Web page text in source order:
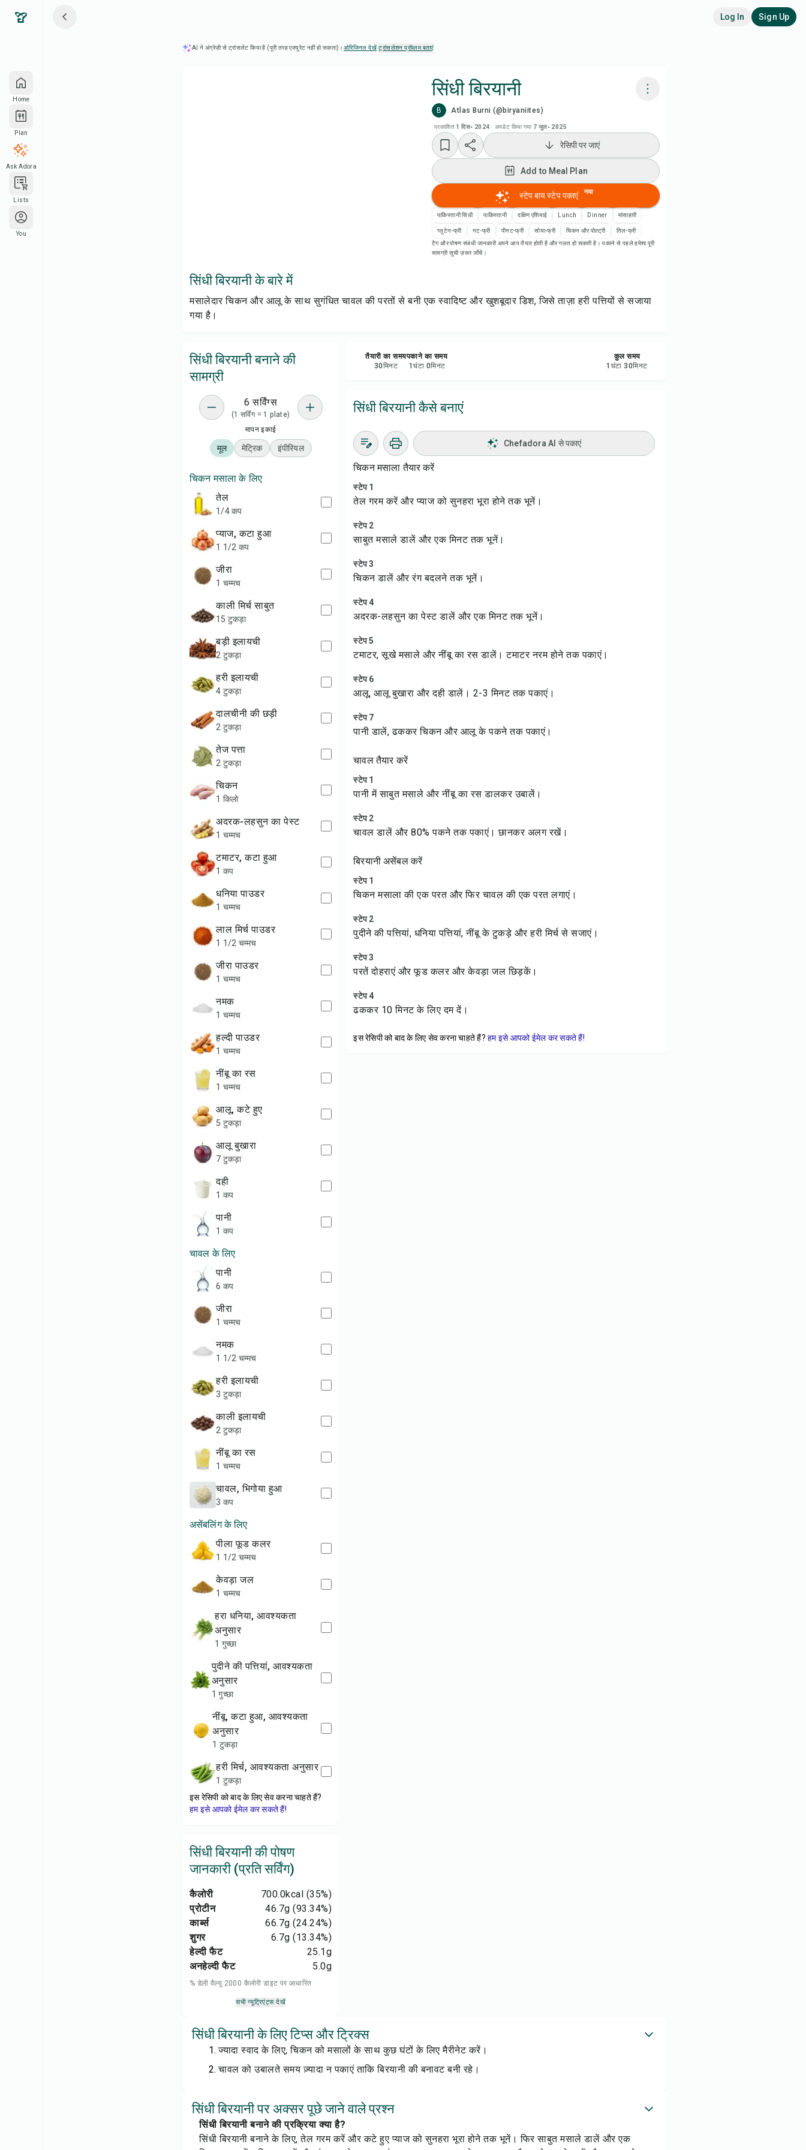
Home
Plan
Ask Adora
Lists
You
Log In Sign Up
AI ने अंग्रेज़ी से ट्रांसलेट किया है (पूरी तरह एक्यूरेट नहीं हो सकता)। ओरिजिनल देखें·ट्रांसलेशन प्रॉब्लम बताएं
सिंधी बिरयानी
B Atlas Burni (@biryaniites)
प्रकाशित 1 दिस॰ 2024 · अपडेट किया गया 7 जुल॰ 2025
Add to Meal Plan
Add to Shopping List
रेसिपी नोट्स
रेसिपी प्रिंट करें
रेसिपी पर जाएं
Add to Meal Plan
स्टेप बाय स्टेप पकाएं नया
पाकिस्तानी सिंधी पाकिस्तानी दक्षिण एशियाई Lunch Dinner मांसाहारी
ग्लूटेन-फ्री नट-फ्री पीनट-फ्री सोया-फ्री चिकन और पोल्ट्री
तिल-फ्री
टैग और पोषण संबंधी जानकारी अपने आप तैयार होती है और गलत हो सकती है। पकाने से पहले हमेशा पूरी
सामग्री सूची ज़रूर जाँचें।
सिंधी बिरयानी के बारे में
मसालेदार चिकन और आलू के साथ सुगंधित चावल की परतों से बनी एक स्वादिष्ट और खुशबूदार डिश, जिसे ताज़ा हरी पत्तियों से सजाया
गया है।
सिंधी बिरयानी बनाने की
सामग्री
6 सर्विंग्स
(1 सर्विंग = 1 plate)
मापन इकाई
मूल मेट्रिक इंपीरियल
चिकन मसाला के लिए
तेल
1/4 कप
प्याज, कटा हुआ
1 1/2 कप
जीरा
1 चम्मच
काली मिर्च साबुत
15 टुकड़ा
बड़ी इलायची
2 टुकड़ा
हरी इलायची
4 टुकड़ा
दालचीनी की छड़ी
2 टुकड़ा
तेज पत्ता
2 टुकड़ा
चिकन
1 किलो
अदरक-लहसुन का पेस्ट
1 चम्मच
टमाटर, कटा हुआ
1 कप
धनिया पाउडर
1 चम्मच
लाल मिर्च पाउडर
1 1/2 चम्मच
जीरा पाउडर
1 चम्मच
नमक
1 चम्मच
हल्दी पाउडर
1 चम्मच
नींबू का रस
1 चम्मच
आलू, कटे हुए
5 टुकड़ा
आलू बुखारा
7 टुकड़ा
दही
1 कप
पानी
1 कप
चावल के लिए
पानी
6 कप
जीरा
1 चम्मच
नमक
1 1/2 चम्मच
हरी इलायची
3 टुकड़ा
काली इलायची
2 टुकड़ा
नींबू का रस
1 चम्मच
चावल, भिगोया हुआ
3 कप
असेंबलिंग के लिए
पीला फूड कलर
1 1/2 चम्मच
केवड़ा जल
1 चम्मच
हरा धनिया, आवश्यकता
अनुसार
1 गुच्छा
पुदीने की पत्तियां, आवश्यकता
अनुसार
1 गुच्छा
नींबू, कटा हुआ, आवश्यकता
अनुसार
1 टुकड़ा
हरी मिर्च, आवश्यकता अनुसार
1 टुकड़ा
इस रेसिपी को बाद के लिए सेव करना चाहते हैं?
हम इसे आपको ईमेल कर सकते हैं!
सिंधी बिरयानी की पोषण
जानकारी (प्रति सर्विंग)
कैलोरी 700.0kcal (35%)
प्रोटीन
46.7g (93.34%)
कार्ब्स
66.7g (24.24%)
शुगर
6.7g (13.34%)
हेल्दी फैट
25.1g
अनहेल्दी फैट
5.0g
% डेली वैल्यू 2000 कैलोरी डाइट पर आधारित
सभी न्यूट्रिएंट्स देखें
तैयारी का समय
30मिनट
पकाने का समय
1घंटा 0मिनट
कुल समय
1 घंटा 30मिनट
सिंधी बिरयानी कैसे बनाएं
Chefadora AI से पकाएं
चिकन मसाला तैयार करें
स्टेप 1
तेल गरम करें और प्याज को सुनहरा भूरा होने तक भूनें।
स्टेप 2
साबुत मसाले डालें और एक मिनट तक भूनें।
स्टेप 3
चिकन डालें और रंग बदलने तक भूनें।
स्टेप 4
अदरक-लहसुन का पेस्ट डालें और एक मिनट तक भूनें।
स्टेप 5
टमाटर, सूखे मसाले और नींबू का रस डालें। टमाटर नरम होने तक पकाएं।
स्टेप 6
आलू, आलू बुखारा और दही डालें। 2-3 मिनट तक पकाएं।
स्टेप 7
पानी डालें, ढककर चिकन और आलू के पकने तक पकाएं।
चावल तैयार करें
स्टेप 1
पानी में साबुत मसाले और नींबू का रस डालकर उबालें।
स्टेप 2
चावल डालें और 80% पकने तक पकाएं। छानकर अलग रखें।
बिरयानी असेंबल करें
स्टेप 1
चिकन मसाला की एक परत और फिर चावल की एक परत लगाएं।
स्टेप 2
पुदीने की पत्तियां, धनिया पत्तियां, नींबू के टुकड़े और हरी मिर्च से सजाएं।
स्टेप 3
परतें दोहराएं और फूड कलर और केवड़ा जल छिड़कें।
स्टेप 4
ढककर 10 मिनट के लिए दम दें।
इस रेसिपी को बाद के लिए सेव करना चाहते हैं? हम इसे आपको ईमेल कर सकते हैं!
सिंधी बिरयानी के लिए टिप्स और ट्रिक्स
ज्यादा स्वाद के लिए, चिकन को मसालों के साथ कुछ घंटों के लिए मैरीनेट करें।
चावल को उबालते समय ज़्यादा न पकाएं ताकि बिरयानी की बनावट बनी रहे।
सिंधी बिरयानी पर अक्सर पूछे जाने वाले प्रश्न
सिंधी बिरयानी बनाने की प्रक्रिया क्या है?
सिंधी बिरयानी बनाने के लिए, तेल गरम करें और कटे हुए प्याज को सुनहरा भूरा होने तक भूनें। फिर साबुत मसाले डालें और एक